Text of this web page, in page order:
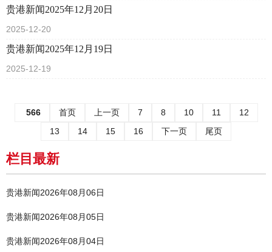
贵港新闻2025年12月20日
2025-12-20
贵港新闻2025年12月19日
2025-12-19
566 首页 上一页 7 8 10 11
12
13
14 15 16 下一页 尾页
栏目最新
贵港新闻2026年08月06日
贵港新闻2026年08月05日
贵港新闻2026年08月04日